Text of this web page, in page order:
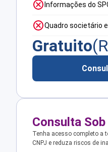
Informações do
Quadro societário
Gratuito
Consulta
Tenha acesso completo a
CNPJ e reduza riscos de